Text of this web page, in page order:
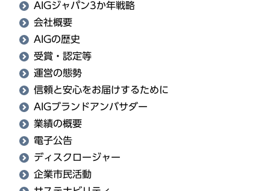
AIGジャパン3か年戦略
会社概要
AIGの歴史
受賞・認定等
運営の態勢
信頼と安心をお届けするために
AIGブランドアンバサダー
業績の概要
電子公告
ディスクロージャー
企業市民活動